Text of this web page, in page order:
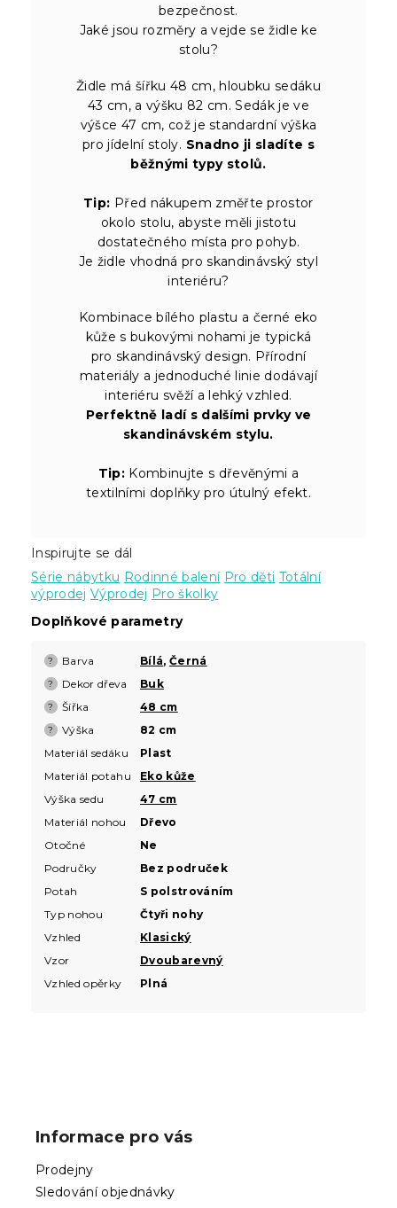
bezpečnost.
Jaké jsou rozměry a vejde se židle ke
stolu?
Židle má šířku 48 cm, hloubku sedáku
43 cm, a výšku 82 cm. Sedák je ve
výšce 47 cm, což je standardní výška
pro jídelní stoly. Snadno ji sladíte s
běžnými typy stolů.
Tip: Před nákupem změřte prostor
okolo stolu, abyste měli jistotu
dostatečného místa pro pohyb.
Je židle vhodná pro skandinávský styl
interiéru?
Kombinace bílého plastu a černé eko
kůže s bukovými nohami je typická
pro skandinávský design. Přírodní
materiály a jednoduché linie dodávají
interiéru svěží a lehký vzhled.
Perfektně ladí s dalšími prvky ve
skandinávském stylu.
Tip: Kombinujte s dřevěnými a
textilními doplňky pro útulný efekt.
Inspirujte se dál
Série nábytku Rodinné balení Pro děti Totální
výprodej Výprodej Pro školky
Doplňkové parametry
? Barva Bílá,Černá
? Dekor dřeva Buk
? Šířka 48 cm
? Výška
82 cm
Materiál sedáku
Plast
Materiál potahu
Eko kůže
Výška sedu
47 cm
Materiál nohou
Dřevo
Otočné
Ne
Područky
Bez područek
Potah
S polstrováním
Typ nohou
Čtyři nohy
Vzhled
Klasický
Vzor
Dvoubarevný
Vzhled opěrky
Plná
Informace pro vás
Prodejny
Sledování objednávky